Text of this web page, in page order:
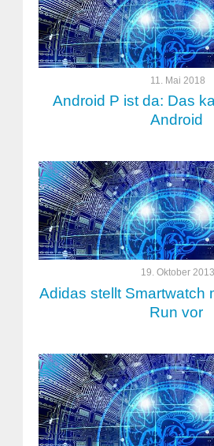
11. Mai 2018
Android P ist da: Das
Android
19. Oktober 2013
Adidas stellt Smartwatch
Run vor